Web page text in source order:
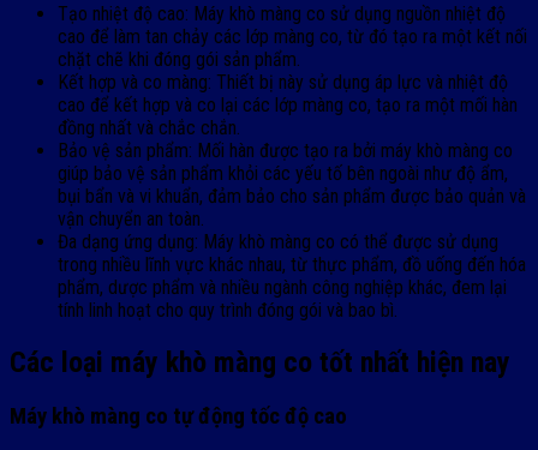
Tạo nhiệt độ cao: Máy khò màng co sử dụng nguồn nhiệt độ
cao để làm tan chảy các lớp màng co, từ đó tạo ra một kết nối
chặt chẽ khi đóng gói sản phẩm.
Kết hợp và co màng: Thiết bị này sử dụng áp lực và nhiệt độ
cao để kết hợp và co lại các lớp màng co, tạo ra một mối hàn
đồng nhất và chắc chắn.
Bảo vệ sản phẩm: Mối hàn được tạo ra bởi máy khò màng co
giúp bảo vệ sản phẩm khỏi các yếu tố bên ngoài như độ ẩm,
bụi bẩn và vi khuẩn, đảm bảo cho sản phẩm được bảo quản và
vận chuyển an toàn.
Đa dạng ứng dụng: Máy khò màng co có thể được sử dụng
trong nhiều lĩnh vực khác nhau, từ thực phẩm, đồ uống đến hóa
phẩm, dược phẩm và nhiều ngành công nghiệp khác, đem lại
tính linh hoạt cho quy trình đóng gói và bao bì.
Các loại máy khò màng co tốt nhất hiện nay
Máy khò màng co tự động tốc độ cao